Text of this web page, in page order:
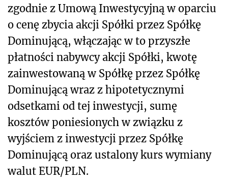
zgodnie z Umową Inwestycyjną w oparciu
o cenę zbycia akcji Spółki przez Spółkę
Dominującą, włączając w to przyszłe
płatności nabywcy akcji Spółki, kwotę
zainwestowaną w Spółkę przez Spółkę
Dominującą wraz z hipotetycznymi
odsetkami od tej inwestycji, sumę
kosztów poniesionych w związku z
wyjściem z inwestycji przez Spółkę
Dominującą oraz ustalony kurs wymiany
walut EUR/PLN.